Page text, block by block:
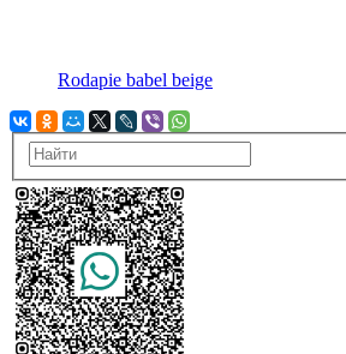
Rodapie babel beige